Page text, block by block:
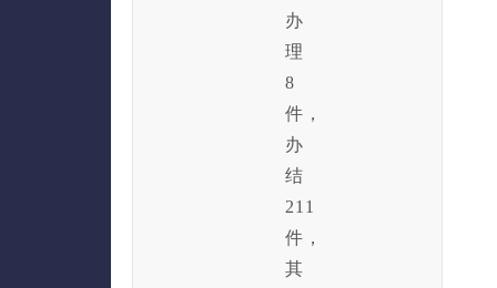
办
理
8
件，
办
结
211
件，
其